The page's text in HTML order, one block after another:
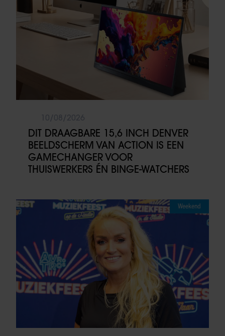
DIT DRAAGBARE 15,6 INCH DENVER
BEELDSCHERM VAN ACTION IS EEN
GAMECHANGER VOOR
THUISWERKERS ÉN BINGE-WATCHERS
Weekend